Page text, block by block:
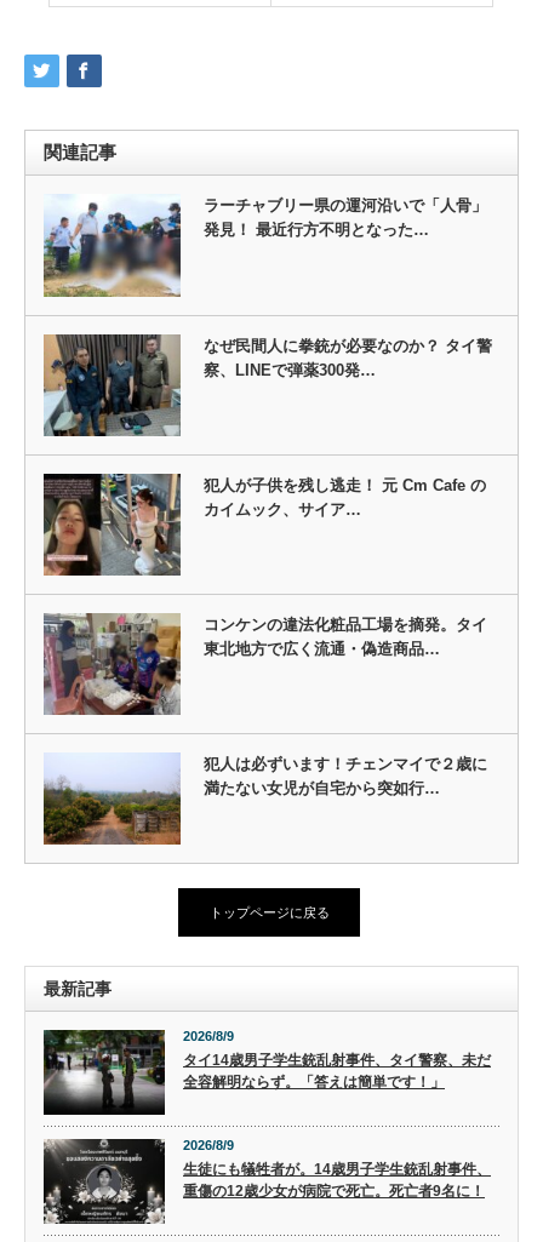
関連記事
ラーチャブリー県の運河沿いで「人骨」
発見！ 最近行方不明となった…
なぜ民間人に拳銃が必要なのか？ タイ警
察、LINEで弾薬300発…
犯人が子供を残し逃走！ 元 Cm Cafe の
カイムック、サイア…
コンケンの違法化粧品工場を摘発。タイ
東北地方で広く流通・偽造商品…
犯人は必ずいます！チェンマイで２歳に
満たない女児が自宅から突如行…
トップページに戻る
最新記事
2026/8/9
タイ14歳男子学生銃乱射事件、タイ警察、未だ
全容解明ならず。「答えは簡単です！」
2026/8/9
生徒にも犠牲者が。14歳男子学生銃乱射事件、
重傷の12歳少女が病院で死亡。死亡者9名に！